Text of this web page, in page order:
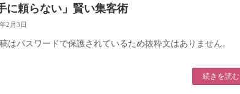
に頼らない」賢い集客術
2月3日
はパスワードで保護されているため抜粋文はありません。
続きを読む